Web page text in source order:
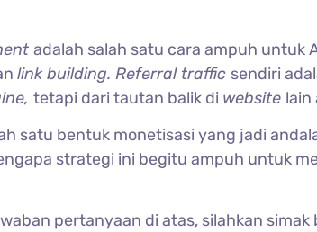
adalah salah satu cara ampuh untuk
link building. Referral traffic sendiri
tetapi dari tautan balik di website lain
satu bentuk monetisasi yang jadi
strategi ini begitu ampuh untuk
pertanyaan di atas, silahkan simak